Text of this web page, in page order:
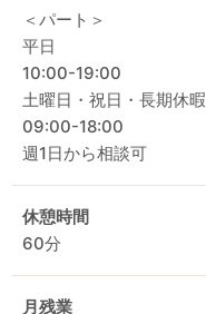
＜パート＞
平日
10:00-19:00
土曜日・祝日・長期休暇
09:00-18:00
週1日から相談可
休憩時間
60分
月残業